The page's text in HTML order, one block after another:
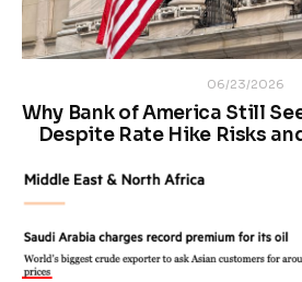
06/23/2026
Why Bank of America Still
Despite Rate Hike Risks